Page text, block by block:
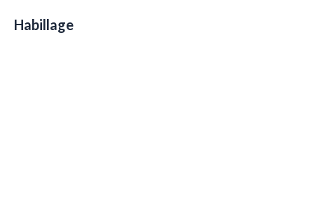
Habillage